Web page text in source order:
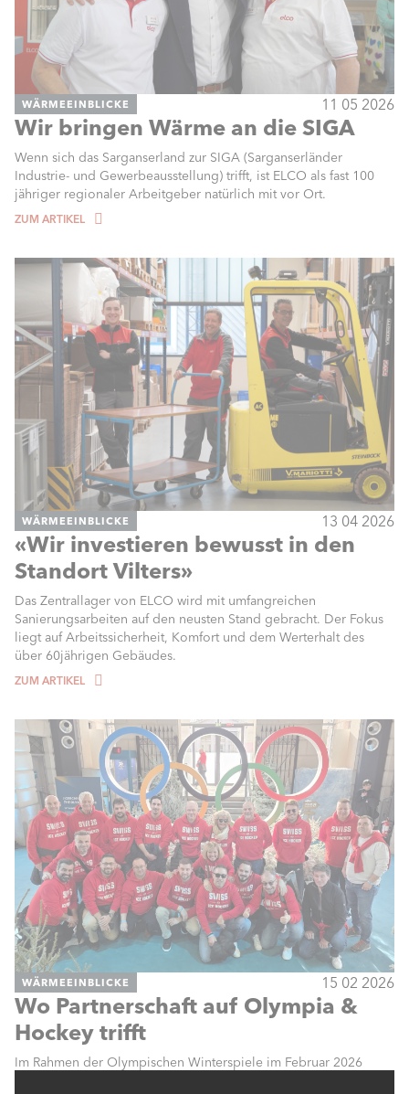
WÄRMEEINBLICKE 11 05 2026
Wir bringen Wärme an die SIGA
Wenn sich das Sarganserland zur SIGA (Sarganserländer
Industrie- und Gewerbeausstellung) trifft, ist ELCO als fast 100
jähriger regionaler Arbeitgeber natürlich mit vor Ort.
ZUM ARTIKEL
WÄRMEEINBLICKE 13 04 2026
«Wir investieren bewusst in den
Standort Vilters»
Das Zentrallager von ELCO wird mit umfangreichen
Sanierungsarbeiten auf den neusten Stand gebracht. Der Fokus
liegt auf Arbeitssicherheit, Komfort und dem Werterhalt des
über 60jährigen Gebäudes.
ZUM ARTIKEL
WÄRMEEINBLICKE 15 02 2026
Wo Partnerschaft auf Olympia &
Hockey trifft
Im Rahmen der Olympischen Winterspiele im Februar 2026